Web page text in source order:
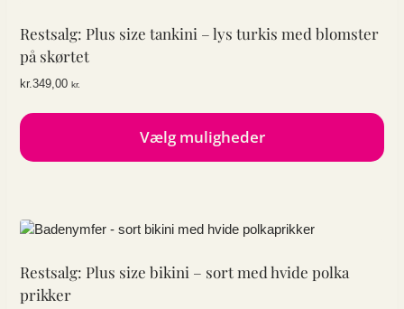
Restsalg: Plus size tankini – lys turkis med blomster
på skørtet
kr. 349,00 kr.
Vælg muligheder
flere
Mulighederne
kan
Restsalg: Plus size bikini – sort med hvide polka
prikker